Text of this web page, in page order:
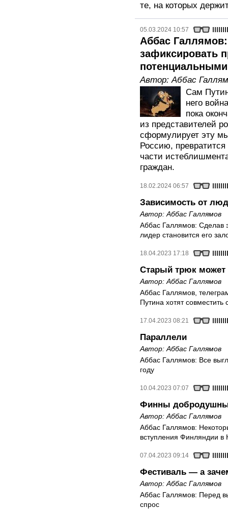
те, на которых
05.03.2024 10:57
Аббас
зафиксировать
Автор:Аббас
Сам
него
пока
из представителей
сформулирует эту
Россию,
части
граждан.
18.02.2024 06:57
Зависимость от
Автор: Аббас Галлямов
Аббас Галлямов: Сделав
лидер становится его
18.04.2023 17:18
Старый трюк может
Автор: Аббас Галлямов
Аббас Галлямов,
Путина хотят совместить
17.04.2023 08:21
Параллели
Автор: Аббас Галлямов
Аббас Галлямов: Все
году
10.04.2023 07:07
Финны
Автор: Аббас Галлямов
Аббас Галлямов:
вступления Финляндии в
07.04.2023 09:14
Фестиваль — а
Автор: Аббас Галлямов
Аббас Галлямов: Перед
спрос